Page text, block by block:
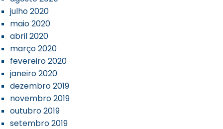
julho 2020
maio 2020
abril 2020
março 2020
fevereiro 2020
janeiro 2020
dezembro 2019
novembro 2019
outubro 2019
setembro 2019